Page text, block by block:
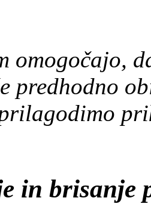
omogočajo,
predhodno
in brisanje